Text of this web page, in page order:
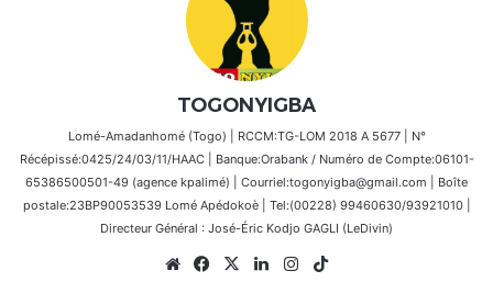
TOGONYIGBA
Lomé-Amadanhomé (Togo) | RCCM:TG-LOM 2018 A 5677 | N°
Récépissé:0425/24/03/11/HAAC | Banque:Orabank / Numéro de Compte:06101-
65386500501-49 (agence kpalimé) | Courriel:togonyigba@gmail.com | Boîte
postale:23BP90053539 Lomé Apédokoè | Tel:(00228) 99460630/93921010 |
Directeur Général : José-Éric Kodjo GAGLI (LeDivin)
WebsiteFacebook
X LinkedinInstagram